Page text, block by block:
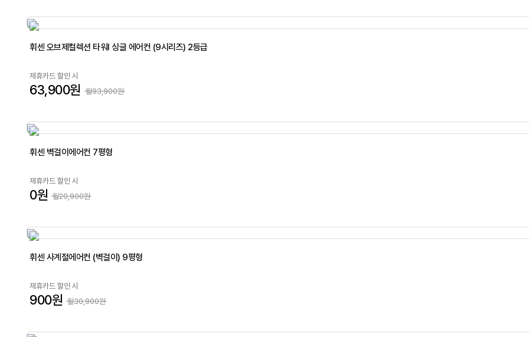
휘센 오브제컬렉션 타워I 싱글 에어컨 (9시리즈) 2등급
제휴카드 할인 시
63,900원 월93,900원
휘센 벽걸이에어컨 7평형
제휴카드 할인 시
0원 월20,900원
휘센 사계절에어컨 (벽걸이) 9평형
제휴카드 할인 시
900원 월30,900원